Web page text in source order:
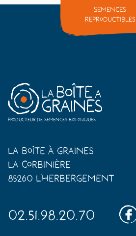
Semences
reproductibles
Producteur de semences biologiques
La Boîte à Graines
La Corbinière
85260 L'Herbergement
02.51.98.20.70